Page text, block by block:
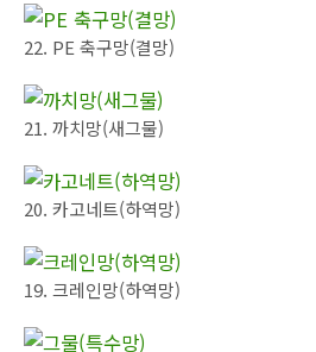
22. PE 축구망(결망)
21. 까치망(새그물)
20. 카고네트(하역망)
19. 크레인망(하역망)